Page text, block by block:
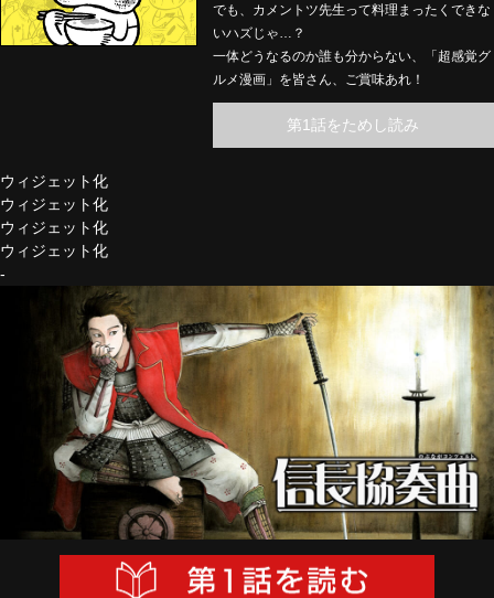
でも、カメントツ先生って料理まったくできな
いハズじゃ…？
一体どうなるのか誰も分からない、「超感覚グ
ルメ漫画」を皆さん、ご賞味あれ！
第1話をためし読み
ウィジェット化
ウィジェット化
ウィジェット化
ウィジェット化
-